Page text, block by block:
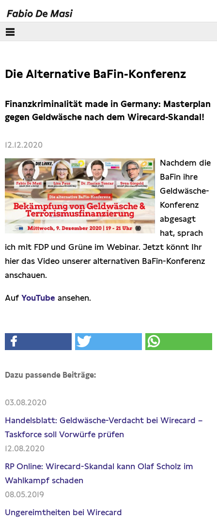
Europäisches Parlament
Themen
Presse
Die Alternative BaFin-Konferenz
Finanzkriminalität made in Germany: Masterplan
gegen Geldwäsche nach dem Wirecard-Skandal!
12.12.2020
Nachdem die
BaFin ihre
Geldwäsche-
Konferenz
abgesagt
hat, sprach
ich mit FDP und Grüne im Webinar. Jetzt könnt Ihr
hier das Video unserer alternativen BaFin-Konferenz
anschauen.
Auf YouTube ansehen.
Dazu passende Beiträge:
03.08.2020
Handelsblatt: Geldwäsche-Verdacht bei Wirecard –
Taskforce soll Vorwürfe prüfen
12.08.2020
RP Online: Wirecard-Skandal kann Olaf Scholz im
Wahlkampf schaden
08.05.2019
Ungereimtheiten bei Wirecard